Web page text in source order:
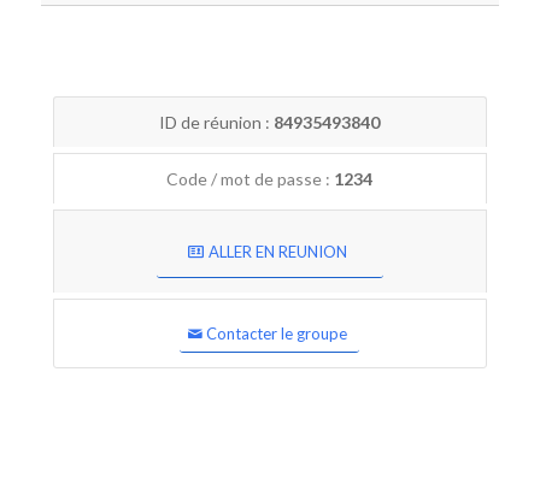
ID de réunion : 84935493840
Code / mot de passe : 1234
ALLER EN REUNION
Contacter le groupe